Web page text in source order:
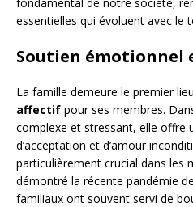
essentielles qui évoluent avec le
Soutien émotionnel
La famille demeure le premier
affectif pour ses membres.
complexe et stressant, elle offre
d’acceptation et d’amour
particulièrement crucial dans les
démontré la récente pandémie
familiaux ont souvent servi de